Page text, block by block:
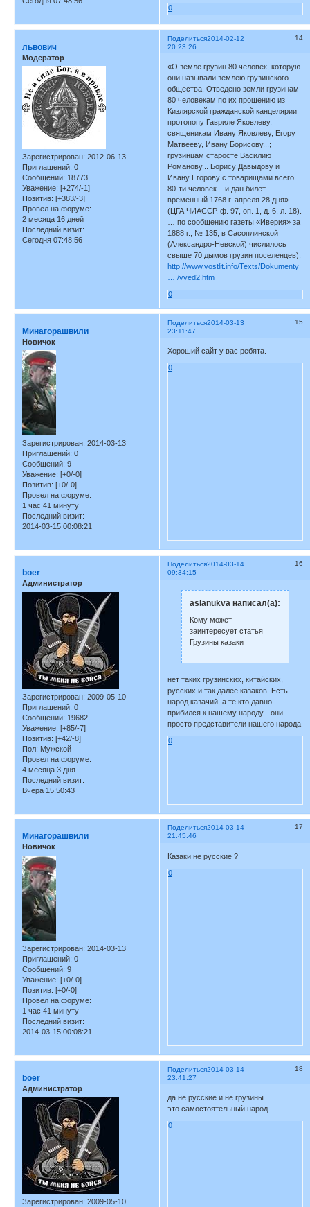
0
Поделиться 14
2014-02-12
20:23:26
львович
Модератор
Зарегистрирован: 2012-06-13
Приглашений: 0
Сообщений: 18773
Уважение: [+274/-1]
Позитив: [+383/-3]
Провел на форуме:
2 месяца 16 дней
Последний визит:
Сегодня 07:48:56
«О земле грузин 80 человек, которую
они называли землею грузинского
общества. Отведено земли грузинам
80 человекам по их прошению из
Кизлярской гражданской канцелярии
протопопу Гавриле Яковлеву,
священикам Ивану Яковлеву, Егору
Матвееву, Ивану Борисову...;
грузинцам старосте Василию
Романову... Борису Давыдову и
Ивану Егорову с товарищами всего
80-ти человек... и дан билет
временный 1768 г. апреля 28 дня»
(ЦГА ЧИАССР, ф. 97, оп. 1, д. 6, л. 18).
… по сообщению газеты «Иверия» за
1888 г., № 135, в Сасоплинской
(Александро-Невской) числилось
свыше 70 дымов грузин поселенцев).
http://www.vostlit.info/Texts/Dokumenty
… /vved2.htm
0
Поделиться 15
2014-03-13
23:11:47
Минагорашвили
Новичок
Зарегистрирован: 2014-03-13
Приглашений: 0
Сообщений: 9
Уважение: [+0/-0]
Позитив: [+0/-0]
Провел на форуме:
1 час 41 минуту
Последний визит:
2014-03-15 00:08:21
Хороший сайт у вас ребята.
0
Поделиться 16
2014-03-14
09:34:15
boer
Администратор
Зарегистрирован: 2009-05-10
Приглашений: 0
Сообщений: 19682
Уважение: [+85/-7]
Позитив: [+42/-8]
Пол: Мужской
Провел на форуме:
4 месяца 3 дня
Последний визит:
Вчера 15:50:43
aslanukva написал(а):
Кому может
заинтересует статья
Грузины казаки
нет таких грузинских, китайских,
русских и так далее казаков. Есть
народ казачий, а те кто давно
прибился к нашему народу - они
просто представители нашего народа
0
Поделиться 17
2014-03-14
21:45:46
Минагорашвили
Новичок
Зарегистрирован: 2014-03-13
Приглашений: 0
Сообщений: 9
Уважение: [+0/-0]
Позитив: [+0/-0]
Провел на форуме:
1 час 41 минуту
Последний визит:
2014-03-15 00:08:21
Казаки не русские ?
0
Поделиться 18
2014-03-14
23:41:27
boer
Администратор
Зарегистрирован: 2009-05-10
да не русские и не грузины
это самостоятельный народ
0